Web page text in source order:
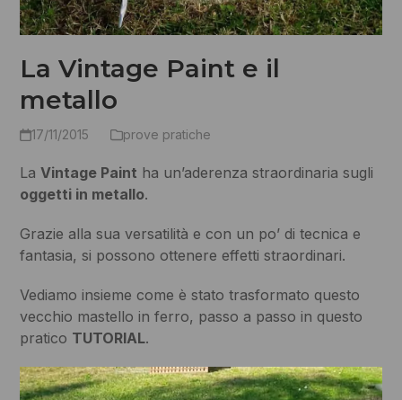
La Vintage Paint e il
metallo
17/11/2015 prove pratiche
LaVintage Paint ha un’aderenza straordinaria sugli
oggetti in metallo.
Grazie alla sua versatilità e con un po’ di tecnica e
fantasia, si possono ottenere effetti straordinari.
Vediamo insieme come è stato trasformato questo
vecchio mastello in ferro, passo a passo in questo
pratico TUTORIAL.